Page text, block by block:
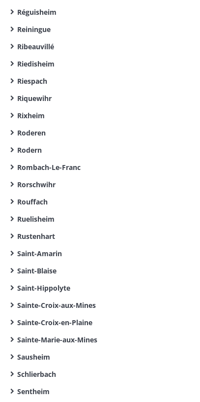
Réguisheim
Reiningue
Ribeauvillé
Riedisheim
Riespach
Riquewihr
Rixheim
Roderen
Rodern
Rombach-Le-Franc
Rorschwihr
Rouffach
Ruelisheim
Rustenhart
Saint-Amarin
Saint-Blaise
Saint-Hippolyte
Sainte-Croix-aux-Mines
Sainte-Croix-en-Plaine
Sainte-Marie-aux-Mines
Sausheim
Schlierbach
Sentheim